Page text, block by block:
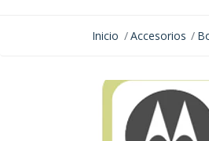
Inicio Accesorios